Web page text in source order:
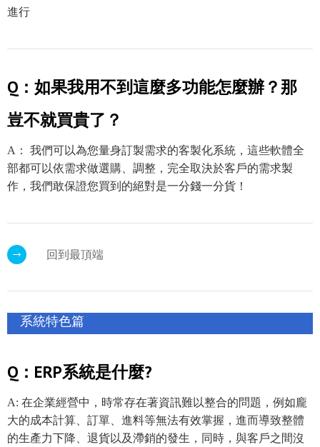
進行
Q：如果我用不到這麼多功能怎麼辦？那
豈不就買貴了？
A： 我們可以為您量身訂製需求的客製化系統，這些軟體全
部都可以依需求做選購、調整，完全取決於客戶的需求製
作，我們敢保證您買到的絕對是一分錢一分貨！
回到最頂端
系統特色篇
Q：ERP系統是什麼?
A: 在企業經營中，時常存在著資訊難以整合的問題，例如龐
大的成本計算、訂單、進料等無法有效掌握，進而導致整體
的生產力下降、退貨以及滯銷的發生，同時，與客戶之間沒